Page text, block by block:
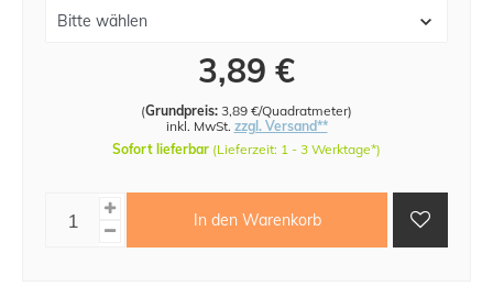
3,89 €
(Grundpreis: 3,89 €/Quadratmeter)
inkl. MwSt. zzgl. Versand**
Sofort lieferbar (Lieferzeit: 1 - 3 Werktage*)
In den Warenkorb